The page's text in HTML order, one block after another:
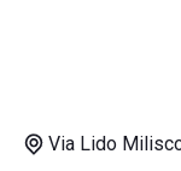
tra i quali:
Via Lido